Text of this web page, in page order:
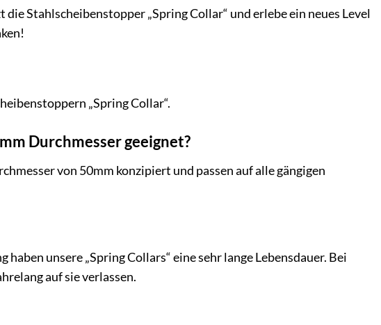
Stahlscheibenstopper „Spring Collar“ und erlebe ein neues Level
„Spring Collar“.
Durchmesser geeignet?
von 50mm konzipiert und passen auf alle gängigen
unsere „Spring Collars“ eine sehr lange Lebensdauer. Bei
auf sie verlassen.